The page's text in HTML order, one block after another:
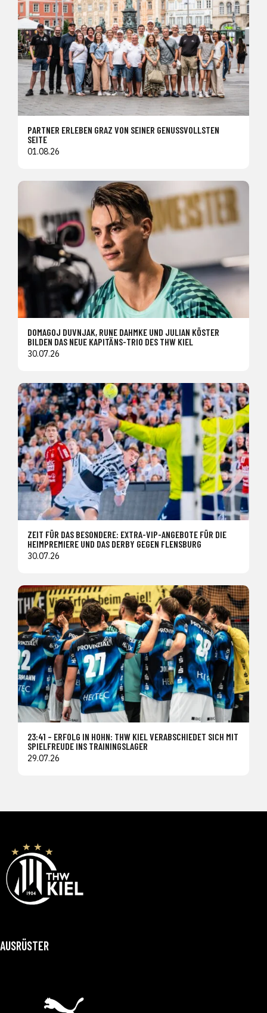
PARTNER ERLEBEN GRAZ VON SEINER GENUSSVOLLSTEN
SEITE
01.08.26
DOMAGOJ DUVNJAK, RUNE DAHMKE UND JULIAN KÖSTER
BILDEN DAS NEUE KAPITÄNS-TRIO DES THW KIEL
30.07.26
ZEIT FÜR DAS BESONDERE: EXTRA-VIP-ANGEBOTE FÜR DIE
HEIMPREMIERE UND DAS DERBY GEGEN FLENSBURG
30.07.26
23:41 – ERFOLG IN HOHN: THW KIEL VERABSCHIEDET SICH MIT
SPIELFREUDE INS TRAININGSLAGER
29.07.26
AUSRÜSTER